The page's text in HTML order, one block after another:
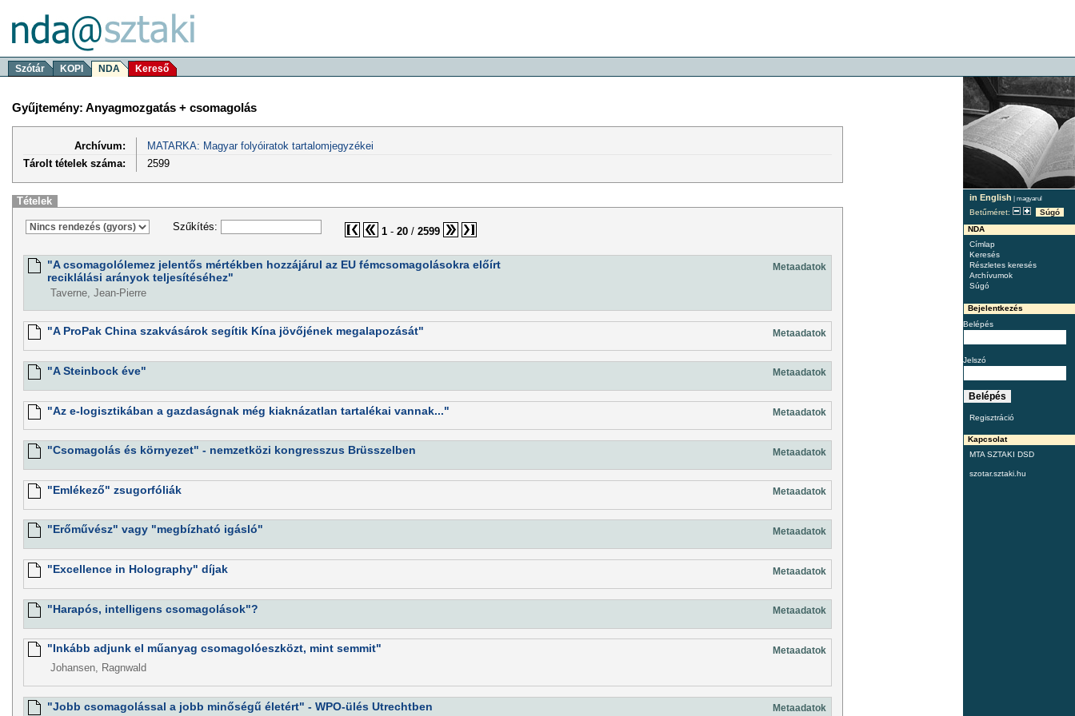
Szótár KOPI NDA Kereső
in English | magyarul
Betűméret:
Súgó
NDA
Címlap
Keresés
Részletes keresés
Archívumok
Súgó
Bejelentkezés
Belépés
Jelszó
Regisztráció
Kapcsolat
MTA SZTAKI DSD
szotar.sztaki.hu
Gyűjtemény: Anyagmozgatás + csomagolás
Archívum:
MATARKA: Magyar folyóiratok tartalomjegyzékei
Tárolt tételek száma:
2599
Tételek
Szűkítés: 1- 20/ 2599
"A csomagolólemez jelentős mértékben hozzájárul az EU fémcsomagolásokra előírt
reciklálási arányok teljesítéséhez"
Metaadatok
Taverne, Jean-Pierre
"A ProPak China szakvásárok segítik Kína jövőjének megalapozását" Metaadatok
"A Steinbock éve" Metaadatok
"Az e-logisztikában a gazdaságnak még kiaknázatlan tartalékai vannak..." Metaadatok
"Csomagolás és környezet" - nemzetközi kongresszus Brüsszelben Metaadatok
"Emlékező" zsugorfóliák Metaadatok
"Erőművész" vagy "megbízható igásló" Metaadatok
"Excellence in Holography" díjak Metaadatok
"Harapós, intelligens csomagolások"? Metaadatok
"Inkább adjunk el műanyag csomagolóeszközt, mint semmit" Metaadatok
Johansen, Ragnwald
"Jobb csomagolással a jobb minőségű életért" - WPO-ülés Utrechtben Metaadatok